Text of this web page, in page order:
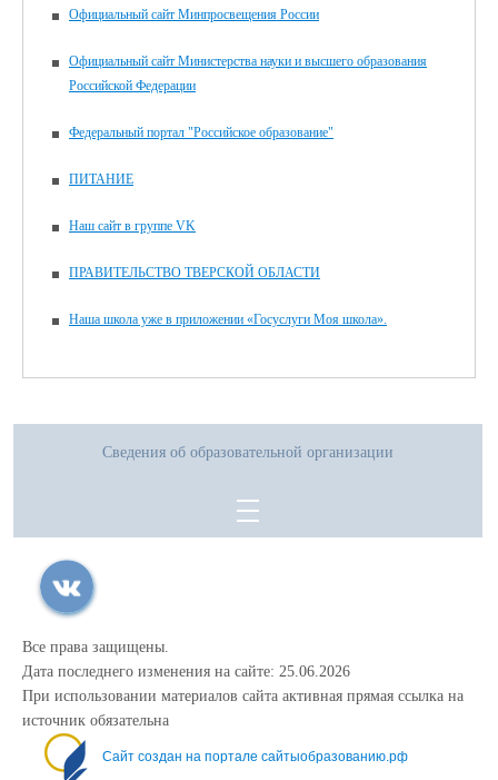
Официальный сайт Минпросвещения России
Официальный сайт Министерства науки и высшего образования
Российской Федерации
Федеральный портал "Российское образование"
ПИТАНИЕ
Наш сайт в группе VK
ПРАВИТЕЛЬСТВО ТВЕРСКОЙ ОБЛАСТИ
Наша школа уже в приложении «Госуслуги Моя школа».
Сведения об образовательной организации
Все права защищены.
Дата последнего изменения на сайте: 25.06.2026
При использовании материалов сайта активная прямая ссылка на
источник обязательна
Сайт создан на портале сайтыобразованию.рф